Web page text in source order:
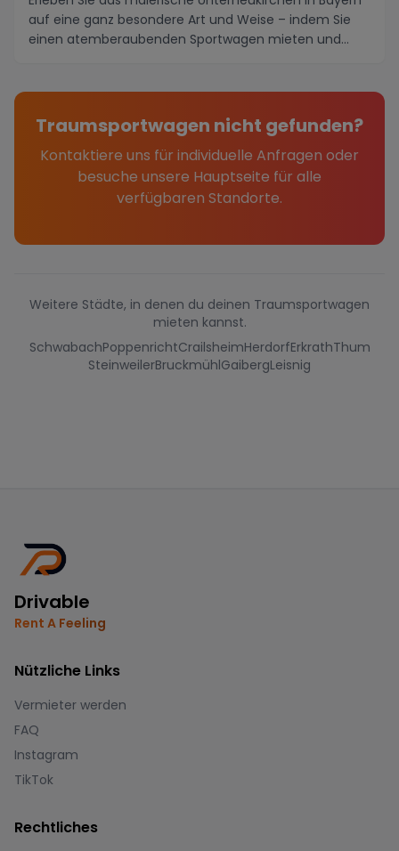
auf eine ganz besondere Art und Weise – indem Sie
einen atemberaubenden Sportwagen mieten und
Traumsportwagen nicht gefunden?
Kontaktiere uns für individuelle Anfragen oder
besuche unsere Hauptseite für alle
verfügbaren Standorte.
Weitere Städte, in denen du deinen Traumsportwagen
mieten kannst.
SchwabachPoppenrichtCrailsheimHerdorfErkrathThum
SteinweilerBruckmühlGaibergLeisnig
Drivable
Rent A Feeling
Nützliche Links
Vermieter werden
FAQ
Instagram
TikTok
Rechtliches